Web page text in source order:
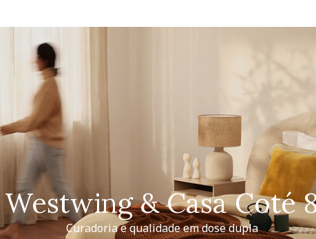
Westwing & Casa Coté
Curadoria e qualidade em dose dupla